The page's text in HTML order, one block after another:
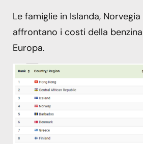
Le famiglie in Islanda,
affrontano i costi della
Europa.